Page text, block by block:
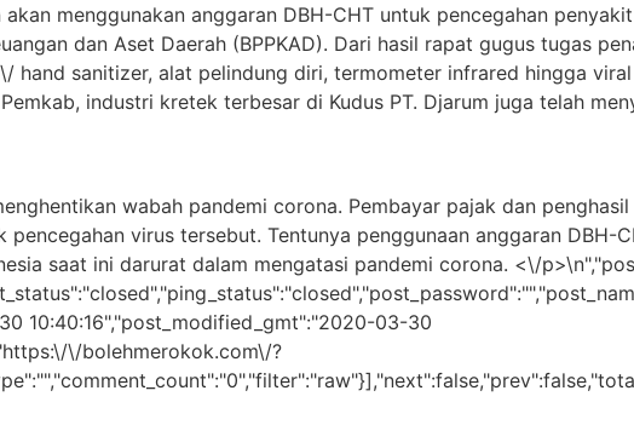
menggunakan anggaran DBH-CHT untuk pencegahan
dan Aset Daerah (BPPKAD). Dari hasil rapat gugus tugas
hand sanitizer, alat pelindung diri, termometer infrared hingga
industri kretek terbesar di Kudus PT. Djarum juga telah
wabah pandemi corona. Pembayar pajak dan
virus tersebut. Tentunya penggunaan anggaran
saat ini darurat dalam mengatasi pandemi corona. <\/
10:40:16","post_modified_gmt":"2020-03-30
\/bolehmerokok.com\/?